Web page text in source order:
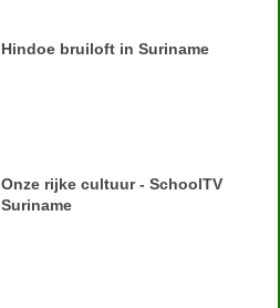
Hindoe bruiloft in Suriname
Onze rijke cultuur - SchoolTV
Suriname